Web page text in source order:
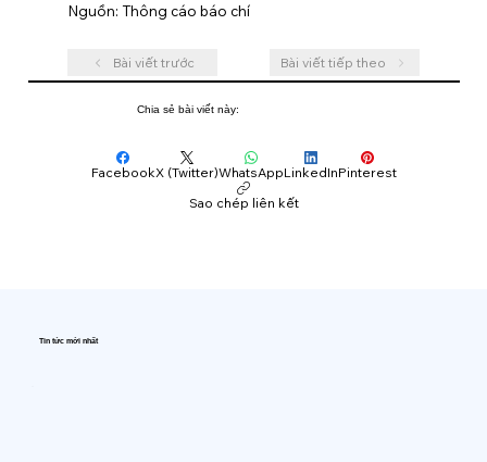
Nguồn: Thông cáo báo chí
Bài viết trước Bài viết tiếp theo
Chia sẻ bài viết này:
FacebookX (Twitter)WhatsAppLinkedInPinterest
Sao chép liên kết
Tin tức mới nhất